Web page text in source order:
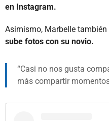
en Instagram.
Asimismo, Marbelle también
sube fotos con su novio.
Casi no nos gusta
más compartir